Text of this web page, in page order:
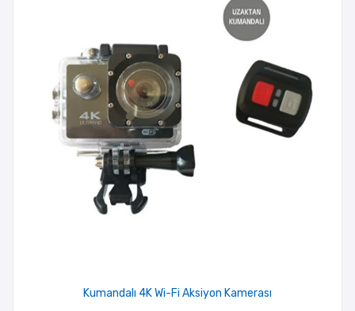
Kumandalı 4K Wi-Fi Aksiyon Kamerası